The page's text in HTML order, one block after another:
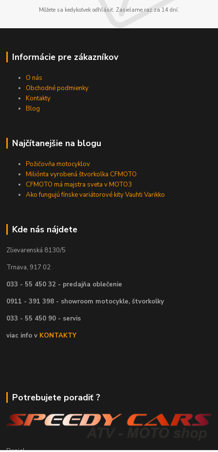
Môžete sa kedykoľvek odhlásiť. Zasielame raz za 14 dní.
Informácie pre zákazníkov
O nás
Obchodné podmienky
Kontakty
Blog
Najčítanejšie na blogu
Požičovňa motocyklov
Miliónta vyrobená štvorkolka CFMOTO
CFMOTO má majstra sveta v MOTO3
Ako fungujú fínske variátorové kity Vauhti Varikko
Kde nás nájdete
Zlievarenská 8130/5
Trnava, 917 02
033 - 55 450 32 - predajňa oblečenie
0911 - 391 398 - showroom motocykle, štvorkolky
033 - 55 450 90 - servis
viac info v KONTAKTY
Potrebujete poradiť ?